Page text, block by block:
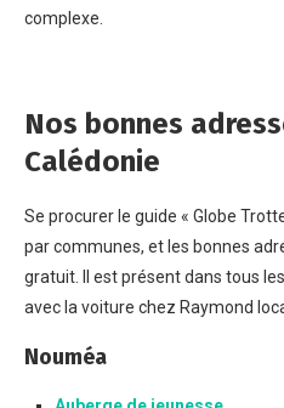
complexe.
Nos bonnes
Calédonie
Se procurer le guide « Globe
par communes, et les bonnes
gratuit. Il est présent dans tous
avec la voiture chez Raymond
Nouméa